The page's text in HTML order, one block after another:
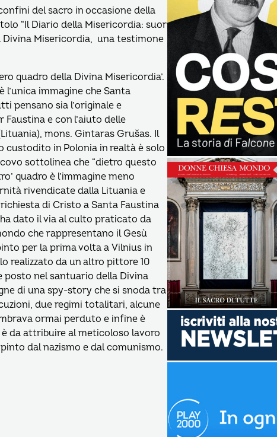
del sacro in occasione della
“Il Diario della Misericordia: suor
Divina Misericordia, una testimone
quadro della Divina Misericordia’.
l’unica immagine che Santa
pensano sia l’originale e
e con l’aiuto delle
mons. Gintaras Grušas. Il
in Polonia in realtà è solo
sottolinea che “dietro questo
quadro è l’immagine meno
rivendicate dalla Lituania e
di Cristo a Santa Faustina
dato il via al culto praticato da
che rappresentano il Gesù
per la prima volta a Vilnius in
realizzato da un altro pittore 10
posto nel santuario della Divina
di una spy-story che si snoda tra
due regimi totalitari, alcune
ormai perduto e infine è
da attribuire al meticoloso lavoro
dal nazismo e dal comunismo.